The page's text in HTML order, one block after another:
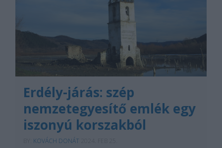
Erdély-járás: szép
nemzetegyesítő emlék egy
iszonyú korszakból
KOVÁCH DONÁT